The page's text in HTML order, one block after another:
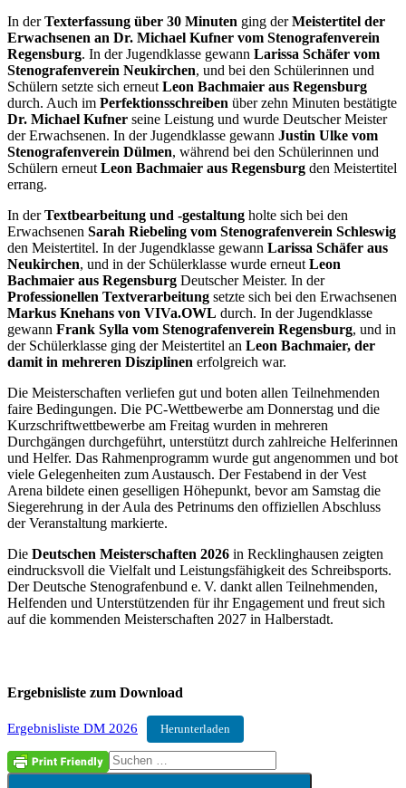
In derTexterfassung über 30 Minuten ging derMeistertitel der
Erwachsenen an Dr. Michael Kufner vom Stenografenverein
Regensburg. In der Jugendklasse gewann Larissa Schäfer vom
Stenografenverein Neukirchen, und bei den Schülerinnen und
Schülern setzte sich erneutLeon Bachmaier aus Regensburg
durch. Auch im Perfektionsschreiben über zehn Minuten bestätigte
Dr. Michael Kufner seine Leistung und wurde Deutscher Meister
der Erwachsenen. In der Jugendklasse gewann Justin Ulke vom
Stenografenverein Dülmen, während bei den Schülerinnen und
Schülern erneutLeon Bachmaier aus Regensburg den Meistertitel
errang.
In derTextbearbeitung und -gestaltung holte sich bei den
Erwachsenen Sarah Riebeling vom Stenografenverein Schleswig
den Meistertitel. In der Jugendklasse gewann Larissa Schäfer aus
Neukirchen, und in der Schülerklasse wurde erneutLeon
Bachmaier aus Regensburg Deutscher Meister. In der
Professionellen Textverarbeitung setzte sich bei den Erwachsenen
Markus Knehans von VIVa.OWL durch. In der Jugendklasse
gewann Frank Sylla vom Stenografenverein Regensburg, und in
der Schülerklasse ging der Meistertitel an Leon Bachmaier, der
damit in mehreren Disziplinen erfolgreich war.
Die Meisterschaften verliefen gut und boten allen Teilnehmenden
faire Bedingungen. Die PC‑Wettbewerbe am Donnerstag und die
Kurzschriftwettbewerbe am Freitag wurden in mehreren
Durchgängen durchgeführt, unterstützt durch zahlreiche Helferinnen
und Helfer. Das Rahmenprogramm wurde gut angenommen und bot
viele Gelegenheiten zum Austausch. Der Festabend in der Vest
Arena bildete einen geselligen Höhepunkt, bevor am Samstag die
Siegerehrung in der Aula des Petrinums den offiziellen Abschluss
der Veranstaltung markierte.
Die Deutschen Meisterschaften 2026 in Recklinghausen zeigten
eindrucksvoll die Vielfalt und Leistungsfähigkeit des Schreibsports.
Der Deutsche Stenografenbund e. V. dankt allen Teilnehmenden,
Helfenden und Unterstützenden für ihr Engagement und freut sich
auf die kommenden Meisterschaften 2027 in Halberstadt.
Ergebnisliste zum Download
Ergebnisliste DM 2026 Herunterladen
Aktuelles
Suchen
nach: